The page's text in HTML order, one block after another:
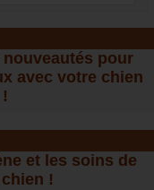
pour
avec votre chien
!
et les soins de
!